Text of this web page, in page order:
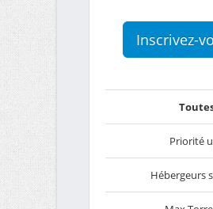
Inscrivez-
Priorité
Hébergeurs